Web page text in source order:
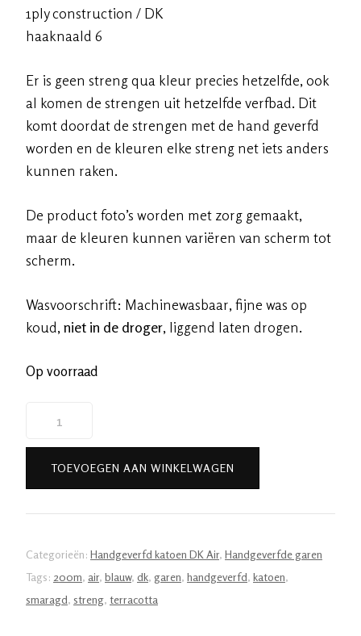
1ply construction / DK
haaknaald 6
Er is geen streng qua kleur precies hetzelfde, ook
al komen de strengen uit hetzelfde verfbad. Dit
komt doordat de strengen met de hand geverfd
worden en de kleuren elke streng net iets anders
kunnen raken.
De product foto’s worden met zorg gemaakt,
maar de kleuren kunnen variëren van scherm tot
scherm.
Wasvoorschrift: Machinewasbaar, fijne was op
koud, niet in de droger, liggend laten drogen.
Op voorraad
-
Koraal
aantal
TOEVOEGEN AAN WINKELWAGEN
Categorieën: Handgeverfd katoen DK Air, Handgeverfde garen
Tags: 200m, air, blauw, dk, garen, handgeverfd, katoen,
smaragd, streng, terracotta